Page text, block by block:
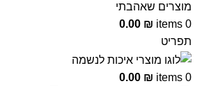
מוצרים שאהבתי
0
items
0.00 ₪
תפריט
0
items
0.00 ₪